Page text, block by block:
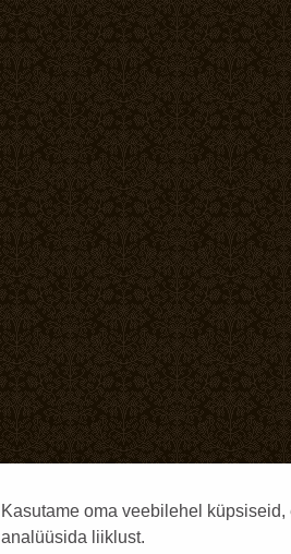
Kasutame oma veebilehel
analüüsida liiklust.